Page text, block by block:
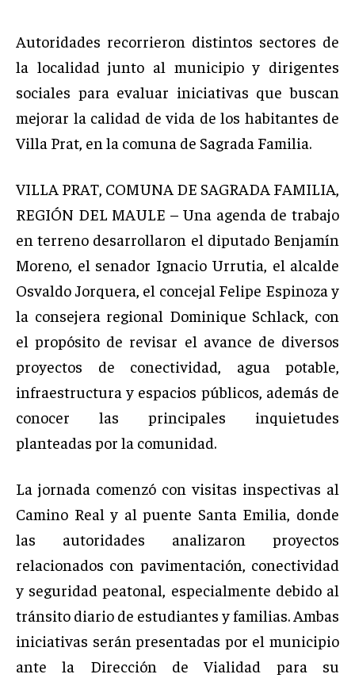
Autoridades recorrieron distintos sectores de
la localidad junto al municipio y dirigentes
sociales para evaluar iniciativas que buscan
mejorar la calidad de vida de los habitantes de
Villa Prat, en la comuna de Sagrada Familia.
VILLA PRAT, COMUNA DE SAGRADA FAMILIA,
REGIÓN DEL MAULE – Una agenda de trabajo
en terreno desarrollaron el diputado Benjamín
Moreno, el senador Ignacio Urrutia, el alcalde
Osvaldo Jorquera, el concejal Felipe Espinoza y
la consejera regional Dominique Schlack, con
el propósito de revisar el avance de diversos
proyectos de conectividad, agua potable,
infraestructura y espacios públicos, además de
conocer las principales inquietudes
planteadas por la comunidad.
La jornada comenzó con visitas inspectivas al
Camino Real y al puente Santa Emilia, donde
las autoridades analizaron proyectos
relacionados con pavimentación, conectividad
y seguridad peatonal, especialmente debido al
tránsito diario de estudiantes y familias. Ambas
iniciativas serán presentadas por el municipio
ante la Dirección de Vialidad para su